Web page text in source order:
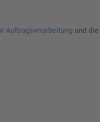
Auftragsverarbeitung und die